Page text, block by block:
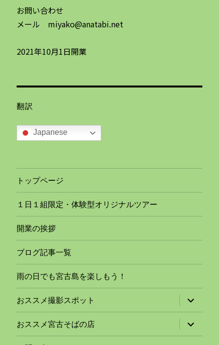
お問い合わせ
メール miyako@anatabi.net
2021年10月1日開業
翻訳
Japanese
トップページ
１日１組限定・体験型オリジナルツアー
開業の挨拶
ブログ記事一覧
雨の日でも宮古島を楽しもう！
おススメ撮影スポット
サ
ブ
メ
ニ
ュ
ー
おススメ宮古そばの店
サ
ブ
メ